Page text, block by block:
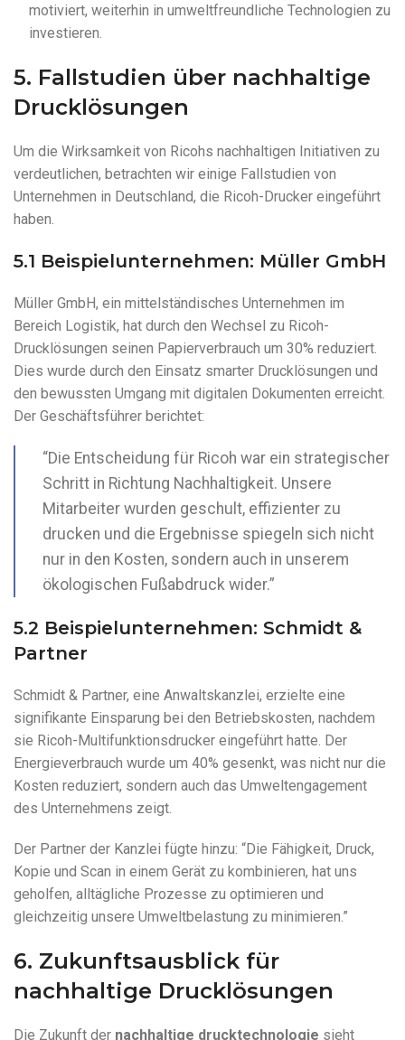
motiviert, weiterhin in umweltfreundliche Technologien zu
investieren.
5. Fallstudien über nachhaltige
Drucklösungen
Um die Wirksamkeit von Ricohs nachhaltigen Initiativen zu
verdeutlichen, betrachten wir einige Fallstudien von
Unternehmen in Deutschland, die Ricoh-Drucker eingeführt
haben.
5.1 Beispielunternehmen: Müller GmbH
Müller GmbH, ein mittelständisches Unternehmen im
Bereich Logistik, hat durch den Wechsel zu Ricoh-
Drucklösungen seinen Papierverbrauch um 30% reduziert.
Dies wurde durch den Einsatz smarter Drucklösungen und
den bewussten Umgang mit digitalen Dokumenten erreicht.
Der Geschäftsführer berichtet:
“Die Entscheidung für Ricoh war ein strategischer
Schritt in Richtung Nachhaltigkeit. Unsere
Mitarbeiter wurden geschult, effizienter zu
drucken und die Ergebnisse spiegeln sich nicht
nur in den Kosten, sondern auch in unserem
ökologischen Fußabdruck wider.”
5.2 Beispielunternehmen: Schmidt &
Partner
Schmidt & Partner, eine Anwaltskanzlei, erzielte eine
signifikante Einsparung bei den Betriebskosten, nachdem
sie Ricoh-Multifunktionsdrucker eingeführt hatte. Der
Energieverbrauch wurde um 40% gesenkt, was nicht nur die
Kosten reduziert, sondern auch das Umweltengagement
des Unternehmens zeigt.
Der Partner der Kanzlei fügte hinzu: “Die Fähigkeit, Druck,
Kopie und Scan in einem Gerät zu kombinieren, hat uns
geholfen, alltägliche Prozesse zu optimieren und
gleichzeitig unsere Umweltbelastung zu minimieren.”
6. Zukunftsausblick für
nachhaltige Drucklösungen
Die Zukunft der nachhaltige drucktechnologie sieht